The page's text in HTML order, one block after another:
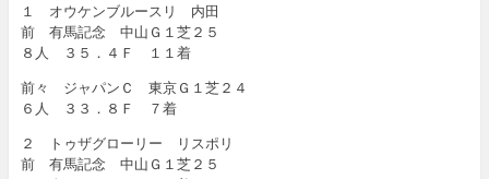
１ オウケンブルースリ 内田
前 有馬記念 中山Ｇ１芝２５
８人 ３５．４Ｆ １１着
前々 ジャパンＣ 東京Ｇ１芝２４
６人 ３３．８Ｆ ７着
２ トゥザグローリー リスポリ
前 有馬記念 中山Ｇ１芝２５